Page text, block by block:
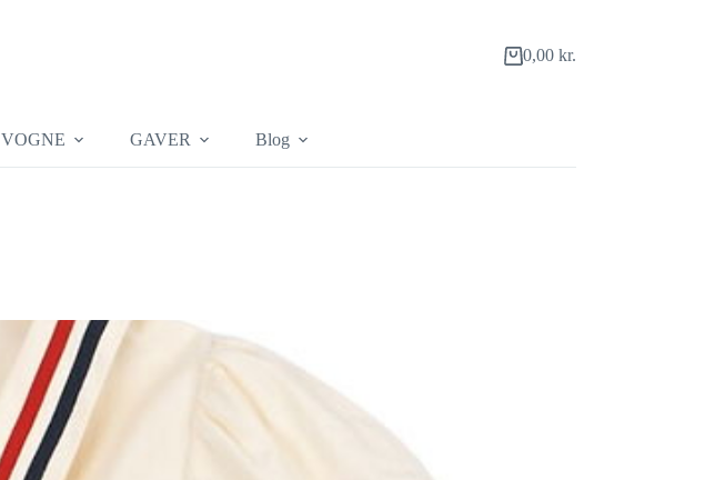
Indkøbskurv
0,00 kr.
VOGNE GAVER Blog